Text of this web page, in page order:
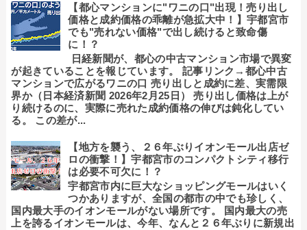
【都心マンションに"ワニの口"出現！売り出し
価格と成約価格の乖離が急拡大中！】宇都宮市
でも"売れない価格"で出し続けると致命傷
に！？
日経新聞が、都心の中古マンション市場で異変
が起きていることを報じています。 記事リンク→都心中古
マンションで広がるワニの口 売り出しと成約に差、実需限
界か（日本経済新聞 2026年2月25日） 売り出し価格は上が
り続けるのに、実際に売れた成約価格の伸びは鈍化してい
る。 この差が...
【地方を襲う、２６年ぶりイオンモール出店ゼ
ロの衝撃！】宇都宮市のコンパクトシティ移行
は必要不可欠に！？
宇都宮市内に巨大なショッピングモールはいく
つかありますが、全国の都市の中でも珍しく、
国内最大手のイオンモールがない場所です。 国内最大の売
上を誇るイオンモールは、今年、なんと２６年ぶりに新規出